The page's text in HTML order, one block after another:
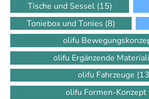
Tische und Sessel (15)
Toniebox und Tonies (8)
olifu
olifu Ergänzende
olifu Fahrzeuge
olifu Formen-Konzept